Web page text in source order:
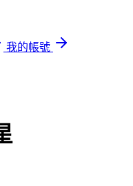
我的帳號